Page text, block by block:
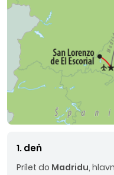
1. deň
Prílet do Madridu,